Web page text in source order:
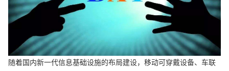
随着国内新一代信息基础设施的布局建设，移动可穿戴设备、车联